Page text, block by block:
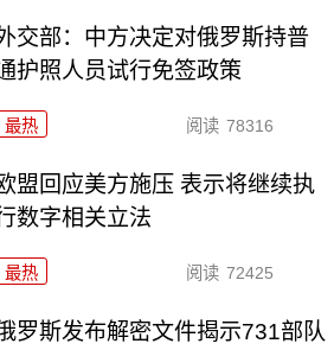
交部：中方决定对俄罗斯持普
护照人员试行免签政策
最热 阅读 78316
盟回应美方施压 表示将继续执
数字相关立法
最热 阅读 72425
罗斯发布解密文件揭示731部队